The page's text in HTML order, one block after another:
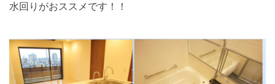
水回りがおススメです！！